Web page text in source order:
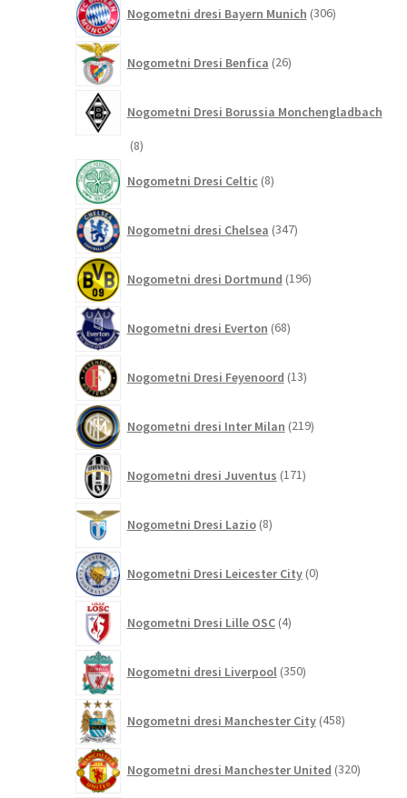
Nogometni dresi Bayern Munich 306izdelkov
Nogometni Dresi Benfica 26izdelkov
Nogometni Dresi Borussia Monchengladbach
88
Nogometni Dresi Celtic 8izdelkov
Nogometni dresi Chelsea 347izdelkov
Nogometni dresi Dortmund 196izdelkov
Nogometni dresi Everton 68izdelkov
Nogometni Dresi Feyenoord 13izdelkov
Nogometni dresi Inter Milan 219izdelkov
Nogometni dresi Juventus 171izdelkov
Nogometni Dresi Lazio 8izdelkov
Nogometni Dresi Leicester City 0izdelkov
Nogometni Dresi Lille OSC 4izdelki
Nogometni dresi Liverpool 350izdelkov
Nogometni dresi Manchester City 458izdelkov
Nogometni dresi Manchester United 320izdelkov